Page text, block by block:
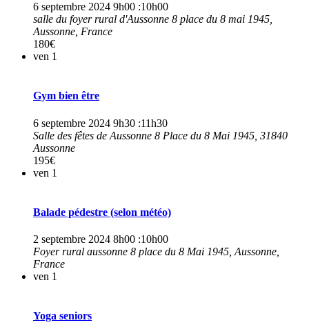
6 septembre 2024 9h00 :10h00
salle du foyer rural d'Aussonne 8 place du 8 mai 1945,
Aussonne, France
180€
ven 1
Gym bien être
6 septembre 2024 9h30 :11h30
Salle des fêtes de Aussonne 8 Place du 8 Mai 1945, 31840
Aussonne
195€
ven 1
Balade pédestre (selon météo)
2 septembre 2024 8h00 :10h00
Foyer rural aussonne 8 place du 8 Mai 1945, Aussonne,
France
ven 1
Yoga seniors